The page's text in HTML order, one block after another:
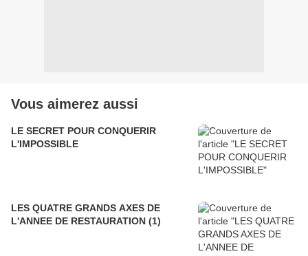
Vous aimerez aussi
LE SECRET POUR CONQUERIR
L'IMPOSSIBLE
LES QUATRE GRANDS AXES DE
L'ANNEE DE RESTAURATION (1)